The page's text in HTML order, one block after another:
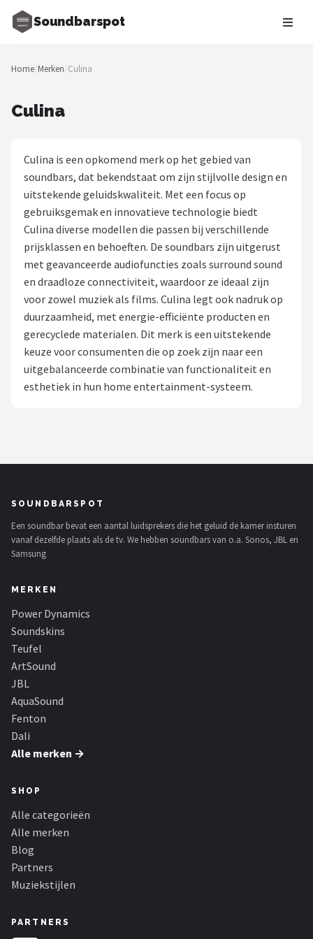
Soundbarspot
Zoeken
NAVIGATIE
Blog
Muziekstijlen
Sonos
JBL
Samsung
Shop
Power Dynamics
JBL
AquaSound
Fenton
Dali
Ultimea
Carlinkit
Alle merken →
Home/Merken/Culina
Culina
Culina is een opkomend merk op het gebied van
soundbars, dat bekendstaat om zijn stijlvolle design en
uitstekende geluidskwaliteit. Met een focus op
gebruiksgemak en innovatieve technologie biedt
Culina diverse modellen die passen bij verschillende
prijsklassen en behoeften. De soundbars zijn uitgerust
met geavanceerde audiofuncties zoals surround sound
en draadloze connectiviteit, waardoor ze ideaal zijn
voor zowel muziek als films. Culina legt ook nadruk op
duurzaamheid, met energie-efficiënte producten en
gerecyclede materialen. Dit merk is een uitstekende
keuze voor consumenten die op zoek zijn naar een
uitgebalanceerde combinatie van functionaliteit en
esthetiek in hun home entertainment-systeem.
SOUNDBARSPOT
Een soundbar bevat een aantal luidsprekers die het geluid de kamer insturen
vanaf dezelfde plaats als de tv. We hebben soundbars van o.a. Sonos, JBL en
Samsung
MERKEN
Power Dynamics
Soundskins
Teufel
ArtSound
JBL
AquaSound
Fenton
Dali
Alle merken →
SHOP
Alle categorieën
Alle merken
Blog
Partners
Muziekstijlen
PARTNERS